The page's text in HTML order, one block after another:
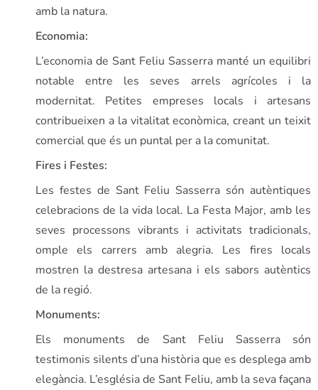
amb la natura.
Economia:
L’economia de Sant Feliu Sasserra manté un equilibri
notable entre les seves arrels agrícoles i la
modernitat. Petites empreses locals i artesans
contribueixen a la vitalitat econòmica, creant un teixit
comercial que és un puntal per a la comunitat.
Fires i Festes:
Les festes de Sant Feliu Sasserra són autèntiques
celebracions de la vida local. La Festa Major, amb les
seves processons vibrants i activitats tradicionals,
omple els carrers amb alegria. Les fires locals
mostren la destresa artesana i els sabors autèntics
de la regió.
Monuments:
Els monuments de Sant Feliu Sasserra són
testimonis silents d’una història que es desplega amb
elegància. L’església de Sant Feliu, amb la seva façana